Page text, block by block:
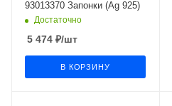
93013370 Запонки (Ag 925)
Достаточно
5 474 ₽/шт
В КОРЗИНУ